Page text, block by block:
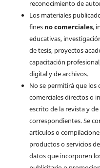
reconocimiento de
Los materiales
fines no comerciales,
educativas,
de tesis, proyectos
capacitación
digital y de archivos.
No se permitirá que los
comerciales directos o
escrito de la revista y
correspondientes. Se
artículos o
productos o servicios
datos que incorporen